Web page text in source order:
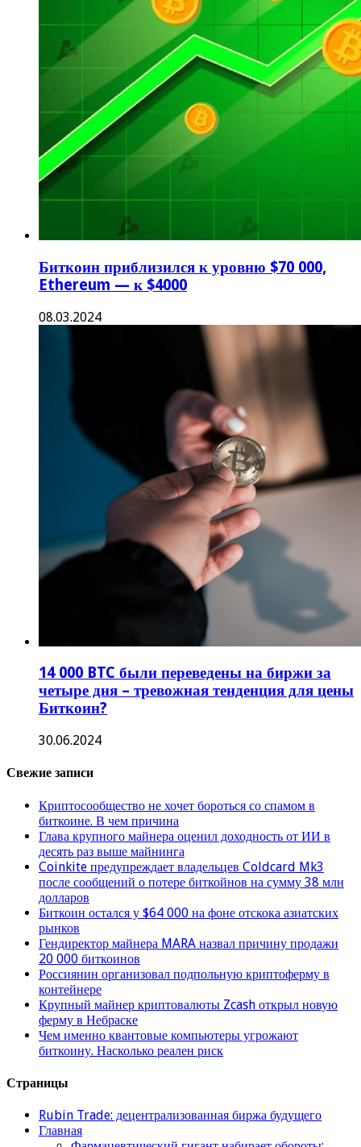
Биткоин приблизился к уровню $70 000,
Ethereum — к $4000
08.03.2024
14 000 BTC были переведены на биржи за
четыре дня – тревожная тенденция для цены
Биткоин?
30.06.2024
Свежие записи
Криптосообщество не хочет бороться со спамом в
биткоине. В чем причина
Глава крупного майнера оценил доходность от ИИ в
десять раз выше майнинга
Coinkite предупреждает владельцев Coldcard Mk3
после сообщений о потере биткойнов на сумму 38 млн
долларов
Биткоин остался у $64 000 на фоне отскока азиатских
рынков
Гендиректор майнера MARA назвал причину продажи
20 000 биткоинов
Россиянин организовал подпольную криптоферму в
контейнере
Крупный майнер криптовалюты Zcash открыл новую
ферму в Небраске
Чем именно квантовые компьютеры угрожают
биткоину. Насколько реален риск
Страницы
Rubin Trade: децентрализованная биржа будущего
Главная